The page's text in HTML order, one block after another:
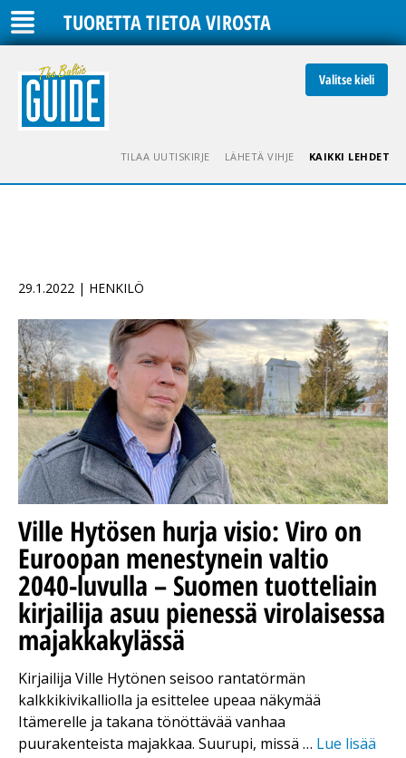
TUORETTA TIETOA VIROSTA
Valitse kieli
TILAA UUTISKIRJE LÄHETÄ VIHJE KAIKKI LEHDET
29.1.2022 | HENKILÖ
Ville Hytösen hurja visio: Viro on
Euroopan menestynein valtio
2040-luvulla – Suomen tuotteliain
kirjailija asuu pienessä virolaisessa
majakkakylässä
Kirjailija Ville Hytönen seisoo rantatörmän
kalkkikivikalliolla ja esittelee upeaa näkymää
Itämerelle ja takana tönöttävää vanhaa
puurakenteista majakkaa. Suurupi, missä … Lue lisää